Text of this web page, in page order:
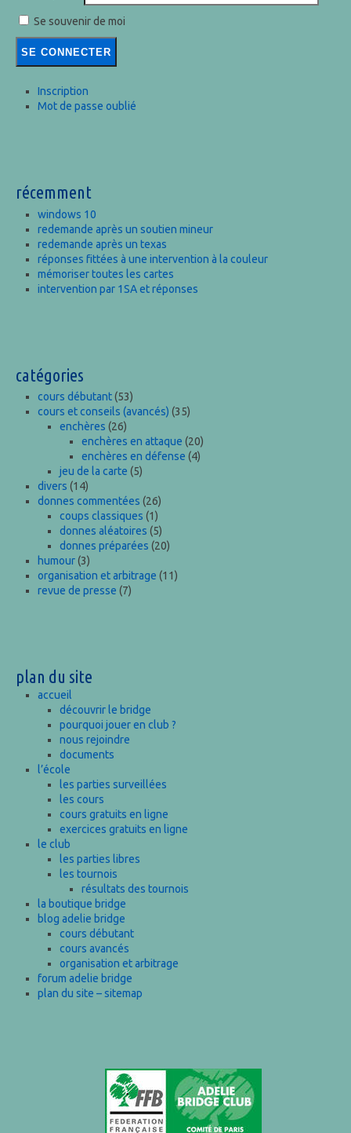
Se souvenir de moi
Inscription
Mot de passe oublié
récemment
windows 10
redemande après un soutien mineur
redemande après un texas
réponses fittées à une intervention à la couleur
mémoriser toutes les cartes
intervention par 1SA et réponses
catégories
cours débutant(53)
cours et conseils (avancés) (35)
enchères (26)
enchères en attaque (20)
enchères en défense (4)
jeu de la carte (5)
divers (14)
donnes commentées (26)
coups classiques (1)
donnes aléatoires (5)
donnes préparées (20)
humour(3)
organisation et arbitrage (11)
revue de presse (7)
plan du site
accueil
découvrir le bridge
pourquoi jouer en club ?
nous rejoindre
documents
l’école
les parties surveillées
les cours
cours gratuits en ligne
exercices gratuits en ligne
le club
les parties libres
les tournois
résultats des tournois
la boutique bridge
blog adelie bridge
cours débutant
cours avancés
organisation et arbitrage
forum adelie bridge
plan du site – sitemap